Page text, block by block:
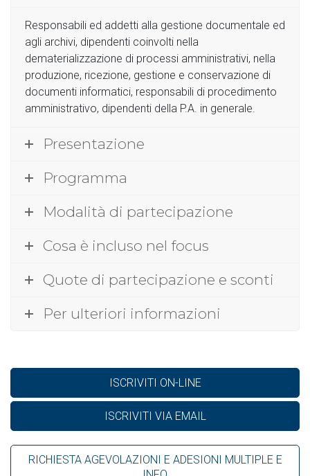
Responsabili ed addetti alla gestione documentale ed
agli archivi, dipendenti coinvolti nella
dematerializzazione di processi amministrativi, nella
produzione, ricezione, gestione e conservazione di
documenti informatici, responsabili di procedimento
amministrativo, dipendenti della P.A. in generale.
Presentazione
Programma
Modalità di partecipazione
Cosa è incluso nel focus
Quote di partecipazione e sconti
Per ulteriori informazioni
ISCRIVITI ON-LINE
ISCRIVITI VIA EMAIL
RICHIESTA AGEVOLAZIONI E ADESIONI MULTIPLE E